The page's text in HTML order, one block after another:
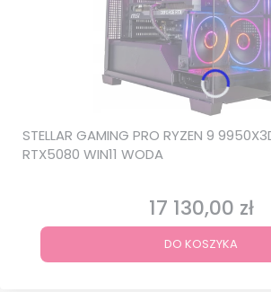
STELLAR GAMING PRO RYZEN 9
RTX5080 WIN11 WODA
Cena
17 130,00 zł
DO KOSZYKA